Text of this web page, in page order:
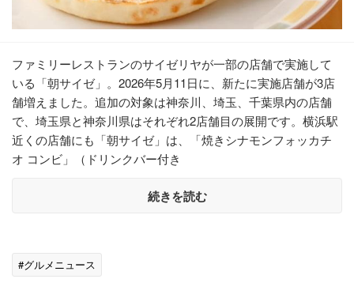
ファミリーレストランのサイゼリヤが一部の店舗で実施して
いる「朝サイゼ」。2026年5月11日に、新たに実施店舗が3店
舗増えました。追加の対象は神奈川、埼玉、千葉県内の店舗
で、埼玉県と神奈川県はそれぞれ2店舗目の展開です。横浜駅
近くの店舗にも「朝サイゼ」は、「焼きシナモンフォッカチ
オ コンビ」（ドリンクバー付き
続きを読む
#グルメニュース